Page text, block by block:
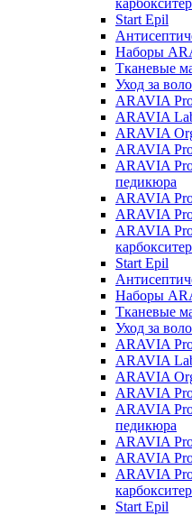
Start Epil
Наборы
Тканевые
Уход за
ARAVIA
ARAVIA
ARAVIA
ARAVIA
ARAVIA
педикюра
ARAVIA
ARAVIA
ARAVIA
Start Epil
Наборы
Тканевые
Уход за
ARAVIA
ARAVIA
ARAVIA
ARAVIA
ARAVIA
педикюра
ARAVIA
ARAVIA
ARAVIA
Start Epil